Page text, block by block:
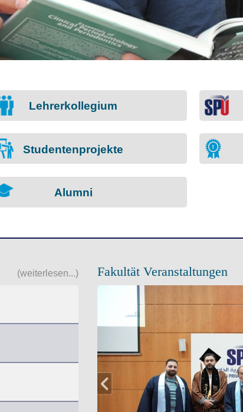
Lehrerkollegium
Studentenprojekte
Alumni
(weiterlesen...) Fakultät Veranstaltungen